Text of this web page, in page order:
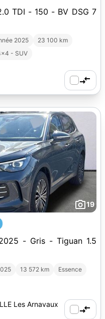
TDI - 150 - BV DSG 7
2025
23 100 km
- SUV
19
2025 - Gris - Tiguan 1.5
13 572 km
Essence
Les Arnavaux